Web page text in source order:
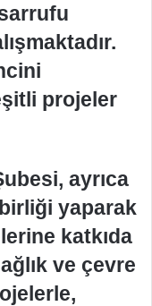
projeler
ayrıca
yaparak
katkıda
ve çevre